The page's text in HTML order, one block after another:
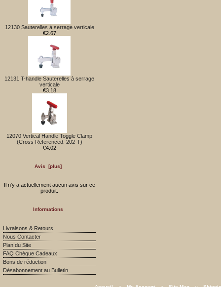
12130 Sauterelles à serrage verticale
€2.67
12131 T-handle Sauterelles à serrage
verticale
€3.18
12070 Vertical Handle Toggle Clamp
(Cross Referenced: 202-T)
€4.02
Avis [plus]
Il n'y a actuellement aucun avis sur ce
produit.
Informations
Livraisons & Retours
Nous Contacter
Plan du Site
FAQ Chèque Cadeaux
Bons de réduction
Désabonnement au Bulletin